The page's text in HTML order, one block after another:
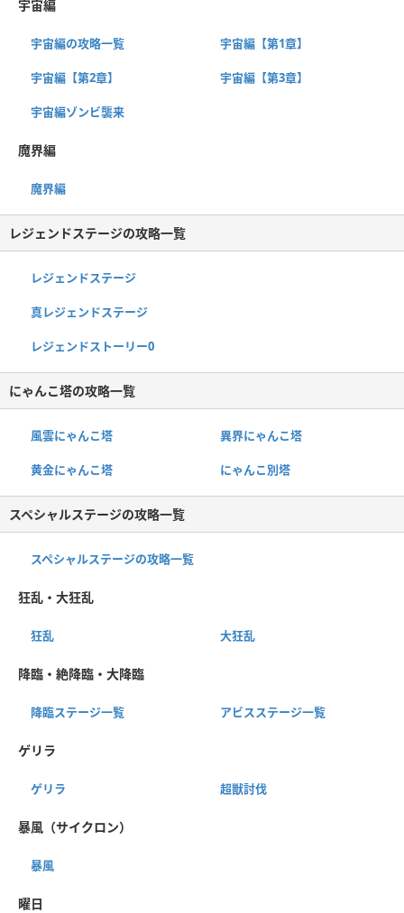
宇宙編
宇宙編の攻略一覧 宇宙編【第1章】
宇宙編【第2章】 宇宙編【第3章】
宇宙編ゾンビ襲来
魔界編
魔界編
レジェンドステージの攻略一覧
レジェンドステージ
真レジェンドステージ
レジェンドストーリー0
にゃんこ塔の攻略一覧
風雲にゃんこ塔 異界にゃんこ塔
黄金にゃんこ塔 にゃんこ別塔
スペシャルステージの攻略一覧
スペシャルステージの攻略一覧
狂乱・大狂乱
狂乱 大狂乱
降臨・絶降臨・大降臨
降臨ステージ一覧 アビスステージ一覧
ゲリラ
ゲリラ 超獣討伐
暴風（サイクロン）
暴風
曜日